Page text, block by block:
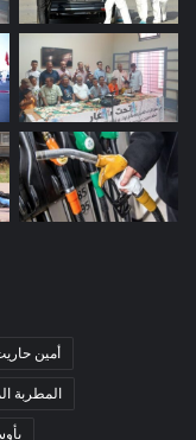
أمين
المطربة